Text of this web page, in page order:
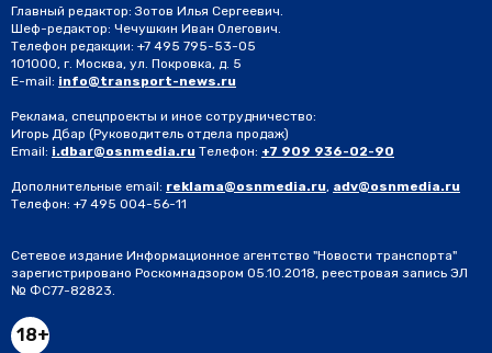
Главный редактор: Зотов Илья Сергеевич.
Шеф-редактор: Чечушкин Иван Олегович.
Телефон редакции: +7 495 795-53-05
101000, г. Москва, ул. Покровка, д. 5
E-mail: info@transport-news.ru
Реклама, спецпроекты и иное сотрудничество:
Игорь Дбар (Руководитель отдела продаж)
Email: i.dbar@osnmedia.ru Телефон: +7 909 936-02-90
Дополнительные email: reklama@osnmedia.ru, adv@osnmedia.ru
Телефон: +7 495 004-56-11
Сетевое издание Информационное агентство "Новости транспорта"
зарегистрировано Роскомнадзором 05.10.2018, реестровая запись ЭЛ
№ ФС77-82823.
18+